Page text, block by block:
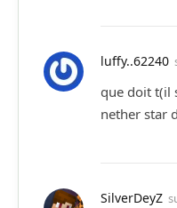
luffy..62240
que doit t(il
nether star
SilverDeyZ